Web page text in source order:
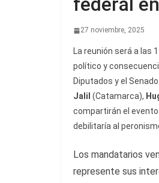
27 noviembre, 2025
La reunión será a las
político y
Diputados y el
Jalil (Catamarca),
compartirán el
debilitaría al
Los mandatarios
represente sus